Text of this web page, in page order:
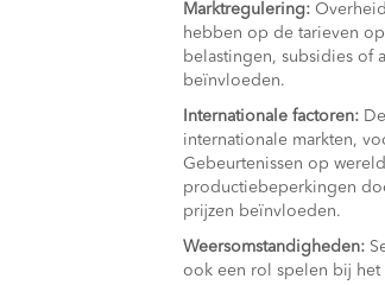
Marktregulering:
hebben op de tarieven
belastingen, subsidies of
beïnvloeden.
Internationale factoren:
internationale markten,
Gebeurtenissen op
productiebeperkingen
prijzen beïnvloeden.
Weersomstandigheden:
ook een rol spelen bij het